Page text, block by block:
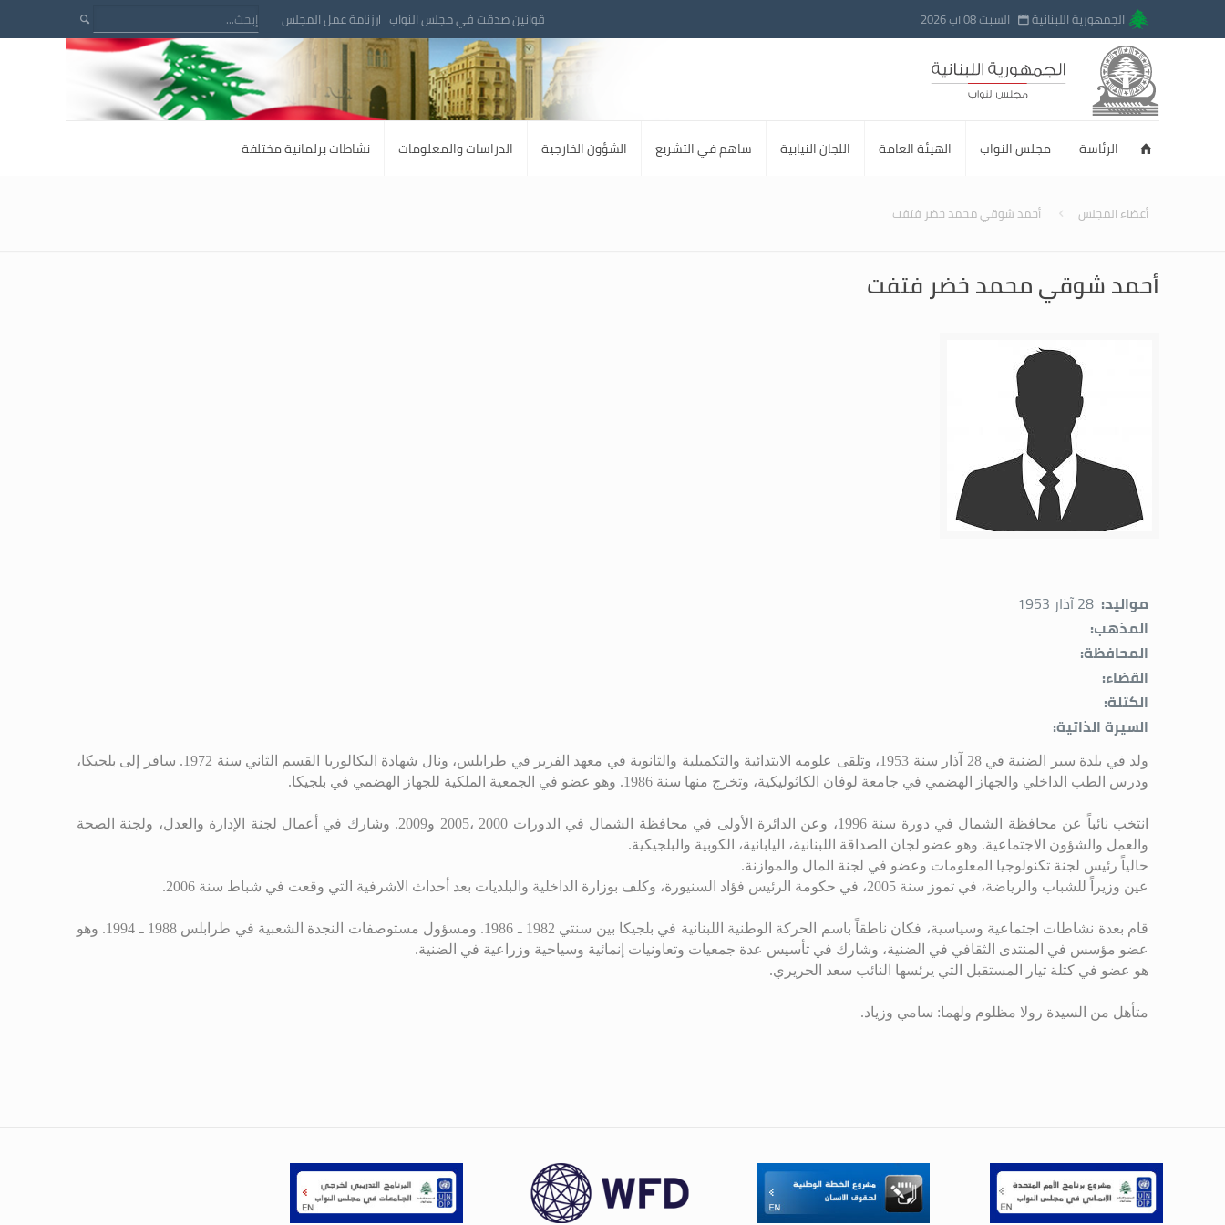
الجمهورية اللبنانية السبت 08 آب 2026 قوانين صدقت في مجلس النواب رزنامة عمل المجلس
الرئاسة مجلس النواب الهيئة العامة اللجان النيابية ساهم في التشريع الشؤون الخارجية الدراسات والمعلومات نشاطات برلمانية مختلفة
أعضاء المجلس أحمد شوقي محمد خضر فتفت
أحمد شوقي محمد خضر فتفت
مواليد: 28 آذار 1953
المذهب:
المحافظة:
القضاء:
الكتلة:
السيرة الذاتية:
ولد في بلدة سير الضنية في 28 آذار سنة 1953، وتلقى علومه الابتدائية والتكميلية والثانوية في معهد الفرير في طرابلس، ونال شهادة البكالوريا القسم الثاني سنة 1972 . سافر إلى بلجيكا،
ودرس الطب الداخلي والجهاز الهضمي في جامعة لوفان الكاثوليكية، وتخرج منها سنة 1986
. وهو عضو في الجمعية الملكية للجهاز الهضمي في بلجيكا.
انتخب نائباً عن محافظة الشمال في دورة سنة 1996، وعن الدائرة الأولى في محافظة الشمال في الدورات 2000 ،2005 و2009. وشارك في أعمال لجنة الإدارة والعدل، ولجنة الصحة
والعمل والشؤون الاجتماعية. وهو عضو لجان الصداقة اللبنانية، اليابانية، الكوبية والبلجيكية.
حالياً رئيس لجنة تكنولوجيا المعلومات وعضو في لجنة المال والموازنة.
عين وزيراً للشباب والرياضة، في تموز سنة 2005، في حكومة الرئيس فؤاد السنيورة، وكلف بوزارة الداخلية والبلديات بعد أحداث الاشرفية التي وقعت في شباط سنة 2006
.
قام بعدة نشاطات اجتماعية وسياسية، فكان ناطقاً باسم الحركة الوطنية اللبنانية في بلجيكا بين سنتي 1982 ـ 1986 . ومسؤول مستوصفات النجدة الشعبية في طرابلس 1988 ـ 1994 . وهو
عضو مؤسس في المنتدى الثقافي في الضنية، وشارك في تأسيس عدة جمعيات وتعاونيات إنمائية وسياحية وزراعية في الضنية.
هو عضو في كتلة تيار المستقبل التي يرئسها النائب سعد الحريري.
متأهل من السيدة رولا مظلوم ولهما: سامي وزياد.